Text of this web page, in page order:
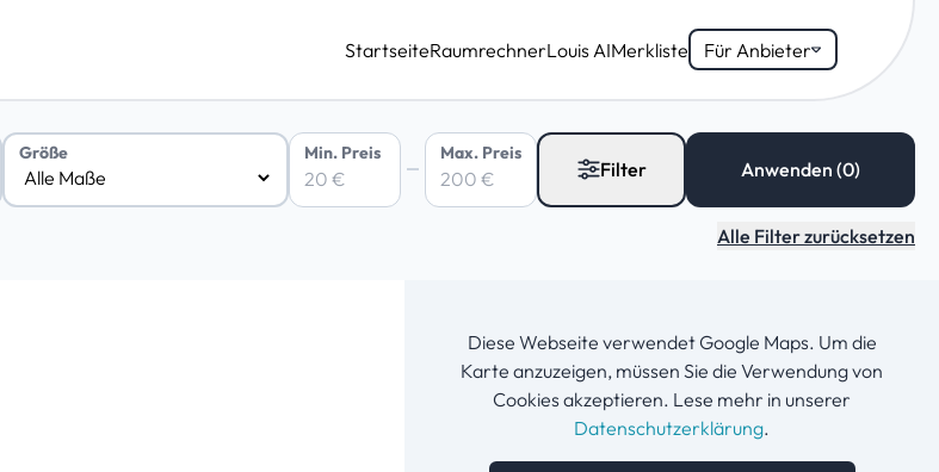
StartseiteRaumrechnerLouis AIMerkliste Für Anbieter
Größe Min. Preis Max. Preis
Filter
Alle Filter zurücksetzen
Diese Webseite verwendet Google Maps. Um die
Karte anzuzeigen, müssen Sie die Verwendung von
Cookies akzeptieren. Lese mehr in unserer
Datenschutzerklärung.